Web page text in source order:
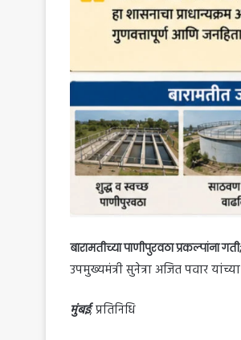
बारामतीच्या पाणीपुरवठा प्रकल्पांना
उपमुख्यमंत्री सुनेत्रा अजित पवार
मुंबई; प्रतिनिधि